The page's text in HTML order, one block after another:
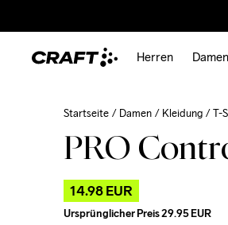
Herren Damen
Startseite Damen Kleidung T-
PRO
14.98 EUR
Ursprünglicher Preis29.95 EUR